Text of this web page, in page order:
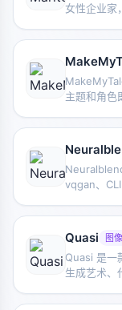
女性企业家
主题和角色
vqgan、
Quasi 图
Quasi 是一
生成艺术、